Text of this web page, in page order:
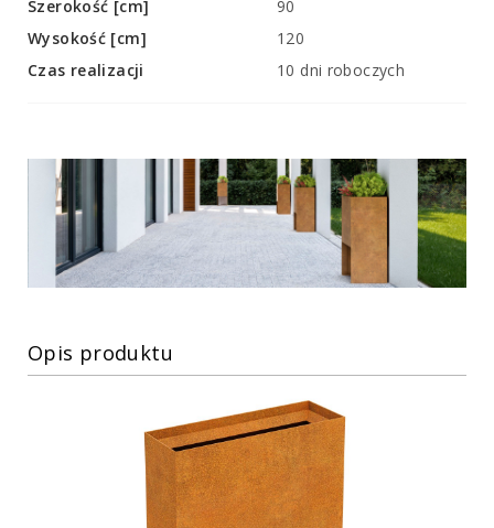
Szerokość [cm]
90
Wysokość [cm]
120
Czas realizacji
10 dni roboczych
Opis produktu